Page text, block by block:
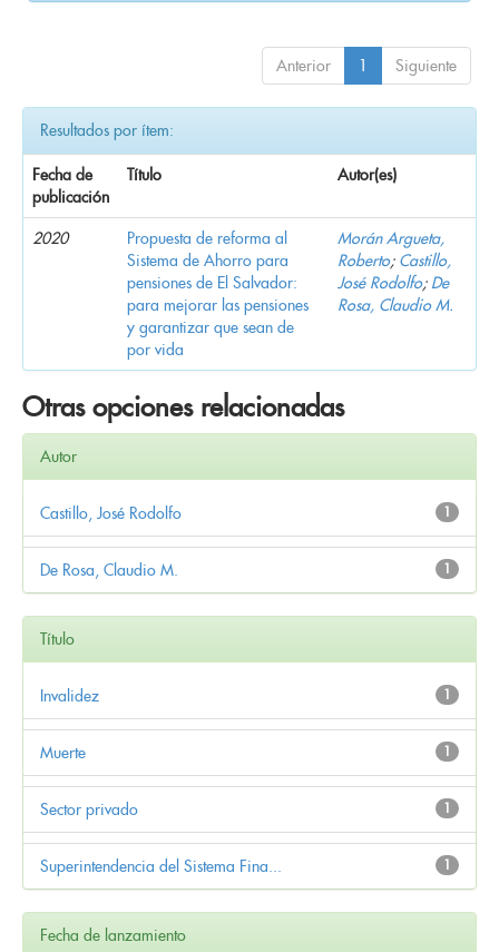
Anterior 1 Siguiente
Resultados por ítem:
Fecha de
publicación
Título Autor(es)
2020
Propuesta de reforma al
Sistema de Ahorro para
pensiones de El Salvador:
para mejorar las pensiones
y garantizar que sean de
por vida
Morán Argueta,
Roberto; Castillo,
José Rodolfo; De
Rosa, Claudio M.
Otras opciones relacionadas
Autor
1
Castillo, José Rodolfo
1
De Rosa, Claudio M.
Título
1
Invalidez
1
Muerte
1
Sector privado
1
Superintendencia del Sistema Fina...
Fecha de lanzamiento